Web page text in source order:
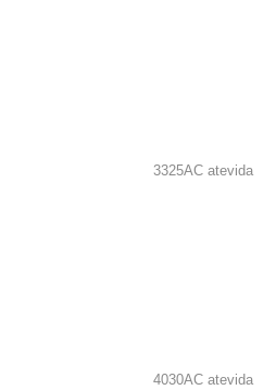
3325AC atevida
4030AC atevida